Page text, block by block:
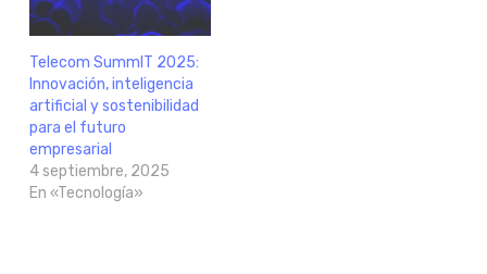
Telecom SummIT 2025:
Innovación, inteligencia
artificial y sostenibilidad
para el futuro
empresarial
4 septiembre, 2025
En «Tecnología»